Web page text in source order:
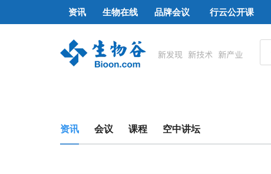
资讯 生物在线 品牌会议 行云公开课
资讯 会议 课程 空中讲坛